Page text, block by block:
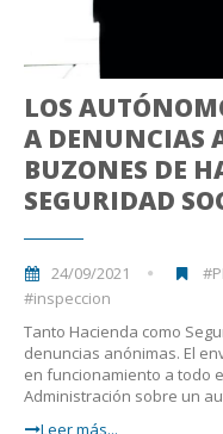
LOS
A DENUNCIAS
BUZONES DE
SEGURIDAD
24/09/2021
#inspeccion
Tanto Hacienda como
denuncias anónimas. El
en funcionamiento a todo
Administración sobre un
Leer más...